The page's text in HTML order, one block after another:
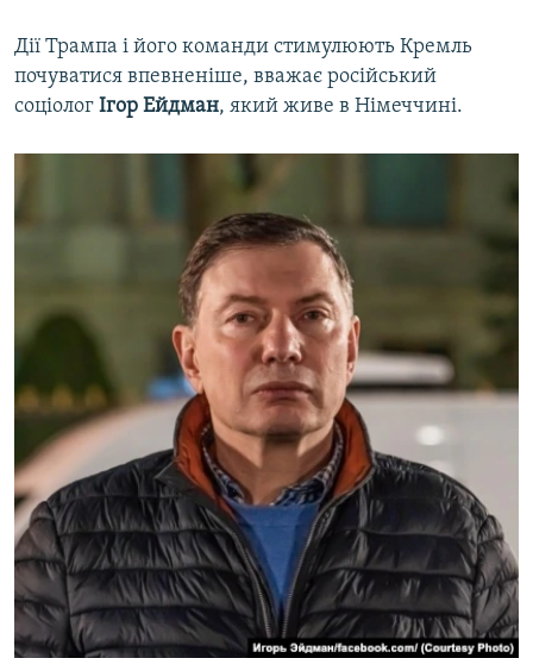
Дії Трампа і його команди стимулюють Кремль
почуватися впевненіше, вважає російський
соціолог Ігор Ейдман, який живе в Німеччині.